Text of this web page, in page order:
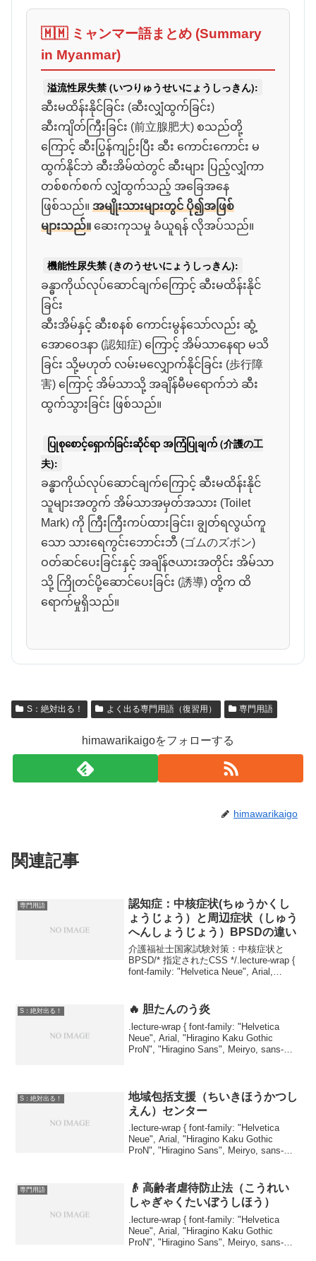
🇲🇲 ミャンマー語まとめ (Summary
in Myanmar)
溢流性尿失禁 (いつりゅうせいにょうしっきん):
ဆီးမထိန်းနိုင်ခြင်း (ဆီးလျှံထွက်ခြင်း)
ဆီးကျိတ်ကြီးခြင်း (前立腺肥大) စသည်တို့
ကြောင့် ဆီးပြွန်ကျဉ်းပြီး ဆီး ကောင်းကောင်း မ
ထွက်နိုင်ဘဲ ဆီးအိမ်ထဲတွင် ဆီးများ ပြည့်လျှံကာ
တစ်စက်စက် လျှံထွက်သည့် အခြေအနေ
ဖြစ်သည်။ အမျိုးသားများတွင် ပို၍အဖြစ်
များသည်။ ဆေးကုသမှု ခံယူရန် လိုအပ်သည်။
機能性尿失禁 (きのうせいにょうしっきん):
ခန္ဓာကိုယ်လုပ်ဆောင်ချက်ကြောင့် ဆီးမထိန်းနိုင်
ခြင်း
ဆီးအိမ်နှင့် ဆီးစနစ် ကောင်းမွန်သော်လည်း ဆွံ့
အောဝေဒနာ (認知症) ကြောင့် အိမ်သာနေရာ မသိ
ခြင်း သို့မဟုတ် လမ်းမလျှောက်နိုင်ခြင်း (歩行障
害) ကြောင့် အိမ်သာသို့ အချိန်မီမရောက်ဘဲ ဆီး
ထွက်သွားခြင်း ဖြစ်သည်။
ပြုစုစောင့်ရှောက်ခြင်းဆိုင်ရာ အကြံပြုချက် (介護の工
夫):
ခန္ဓာကိုယ်လုပ်ဆောင်ချက်ကြောင့် ဆီးမထိန်းနိုင်
သူများအတွက် အိမ်သာအမှတ်အသား (Toilet
Mark) ကို ကြီးကြီးကပ်ထားခြင်း၊ ချွတ်ရလွယ်ကူ
သော သားရေကွင်းဘောင်းဘီ (ゴムのズボン)
ဝတ်ဆင်ပေးခြင်းနှင့် အချိန်ဇယားအတိုင်း အိမ်သာ
သို့ ကြိုတင်ပို့ဆောင်ပေးခြင်း (誘導) တို့က ထိ
ရောက်မှုရှိသည်။
S：絶対出る！ よく出る専門用語（復習用） 専門用語
himawarikaigoをフォローする
himawarikaigo
関連記事
専門用語
認知症：中核症状(ちゅうかくし
ょうじょう）と周辺症状（しゅう
へんしょうじょう）BPSDの違い
介護福祉士国家試験対策：中核症状と
BPSD/* 指定されたCSS */.lecture-wrap {
font-family: "Helvetica Neue", Arial,
S：絶対出る！ 🔥 胆たんのう炎
.lecture-wrap { font-family: "Helvetica
Neue", Arial, "Hiragino Kaku Gothic
ProN", "Hiragino Sans", Meiryo, sans-
S：絶対出る！
地域包括支援（ちいきほうかつし
えん）センター
.lecture-wrap { font-family: "Helvetica
Neue", Arial, "Hiragino Kaku Gothic
ProN", "Hiragino Sans", Meiryo, sans-
専門用語
👴 高齢者虐待防止法（こうれい
しゃぎゃくたいぼうしほう）
.lecture-wrap { font-family: "Helvetica
Neue", Arial, "Hiragino Kaku Gothic
ProN", "Hiragino Sans", Meiryo, sans-